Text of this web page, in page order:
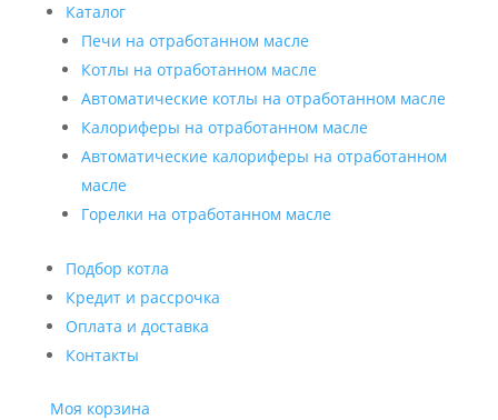
Каталог
Печи на отработанном масле
Котлы на отработанном масле
Автоматические котлы на отработанном масле
Калориферы на отработанном масле
Автоматические калориферы на отработанном
масле
Горелки на отработанном масле
Подбор котла
Кредит и рассрочка
Оплата и доставка
Контакты
Моя корзина